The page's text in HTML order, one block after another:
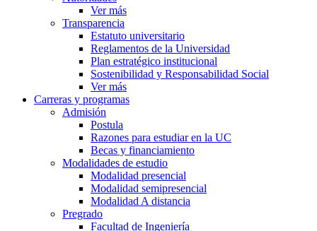
Ver más
Transparencia
Estatuto universitario
Reglamentos de la Universidad
Plan estratégico institucional
Sostenibilidad y Responsabilidad Social
Ver más
Carreras y programas
Admisión
Postula
Razones para estudiar en la UC
Becas y financiamiento
Modalidades de estudio
Modalidad presencial
Modalidad semipresencial
Modalidad A distancia
Pregrado
Facultad de Ingeniería